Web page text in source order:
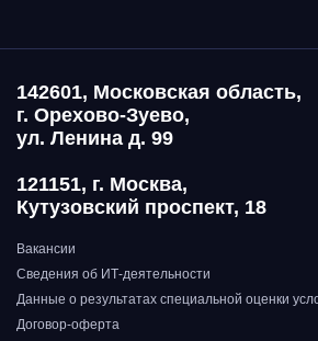
142601, Московская область,
г. Орехово-Зуево,
ул. Ленина д. 99
121151, г. Москва,
Кутузовский проспект, 18
Вакансии
Сведения об ИТ-деятельности
Данные о результатах специальной оценки
Договор-оферта